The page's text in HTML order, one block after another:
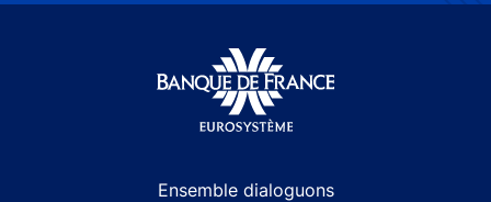
Ensemble dialoguons